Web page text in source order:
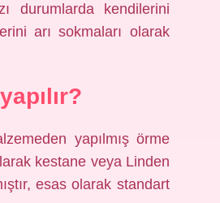
durumlarda kendilerini
arı sokmaları olarak
yapılmış örme
kestane veya Linden
esas olarak standart